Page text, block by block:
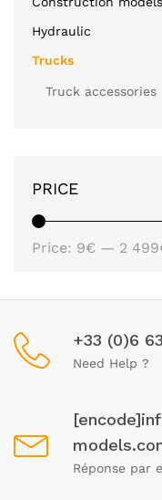
Hydraulic
Trucks
Truck accessories
PRICE
Price: 9€ — 2
+33 (0)6
Need Help ?
Réponse par